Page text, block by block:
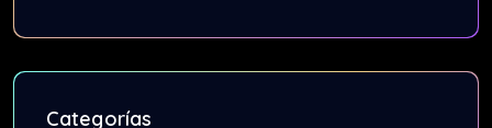
Categorías